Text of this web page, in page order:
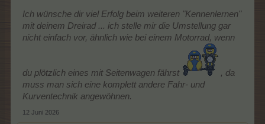
Ich wünsche dir viel Erfolg beim weiteren "Kennenlernen"
mit deinem Dreirad ... ich stelle mir die Umstellung gar
nicht einfach vor, ähnlich wie bei einem Motorrad, wenn
du plötzlich eines mit Seitenwagen fährst
, da
muss man sich eine komplett andere Fahr- und
Kurventechnik angewöhnen.
12 Juni 2026